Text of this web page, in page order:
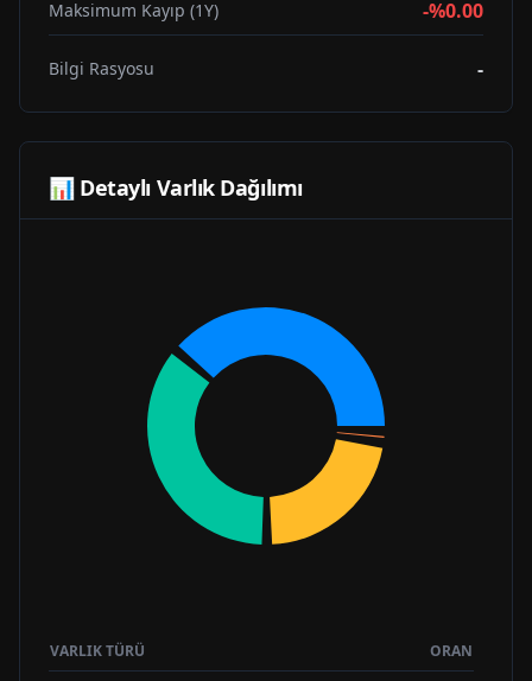
Maksimum Kayıp (1Y) -%0.00
Bilgi Rasyosu -
📊 Detaylı Varlık Dağılımı
VARLIK TÜRÜ ORAN